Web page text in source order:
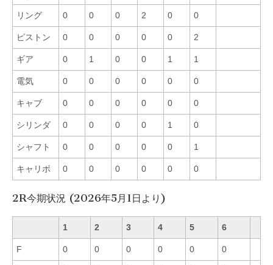
リング 0 0 0 2 0 0
ピストン 0 0 0 0 0 2
ギア 0 1 0 0 1 1
電気 0 0 0 0 0 0
キャブ 0 0 0 0 0 0
シリンダ 0 0 0 0 1 0
シャフト 0 0 0 0 0 1
キャリボ 0 0 0 0 0 0
2R今期状況 (2026年5月1日より)
1 2 3 4 5 6
F 0 0 0 0 0 0